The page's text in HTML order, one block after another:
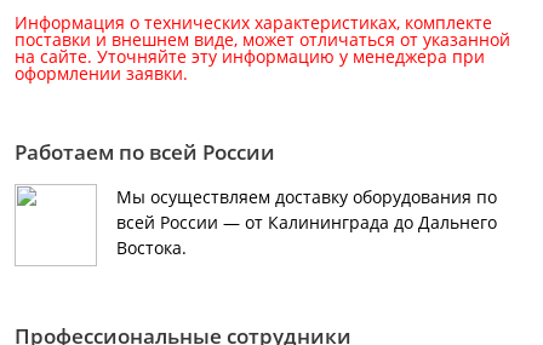
Информация о технических характеристиках, комплекте
поставки и внешнем виде, может отличаться от указанной
на сайте. Уточняйте эту информацию у менеджера при
оформлении заявки.
Работаем по всей России
Мы осуществляем доставку оборудования по
всей России — от Калининграда до Дальнего
Востока.
Профессиональные сотрудники